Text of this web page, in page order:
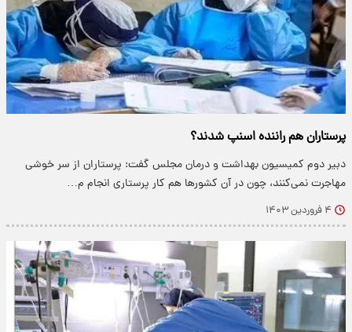
پرستاران هم راننده اسنپ شدند؟
دبیر دوم کمیسیون بهداشت و درمان مجلس گفت: پرستاران از سر خوشی
مهاجرت نمی‌کنند، چون در آن کشور‌ها هم کار پرستاری انجام م…
۴ فروردین ۱۴۰۳